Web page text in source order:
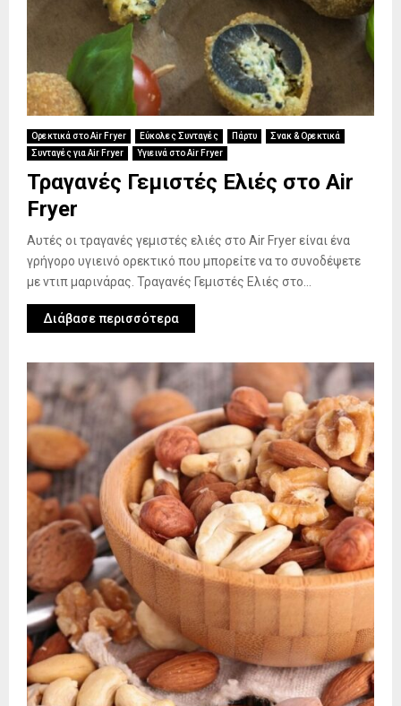
Ορεκτικά στο Air Fryer Εύκολες Συνταγές Πάρτυ
Σνακ & Ορεκτικά
Συνταγές για Air Fryer
Υγιεινά στο Air Fryer
Τραγανές Γεμιστές Ελιές στο Air
Fryer
Αυτές οι τραγανές γεμιστές ελιές στο Air Fryer είναι ένα
γρήγορο υγιεινό ορεκτικό που μπορείτε να το συνοδέψετε
με ντιπ μαρινάρας. Τραγανές Γεμιστές Ελιές στο...
Διάβασε περισσότερα